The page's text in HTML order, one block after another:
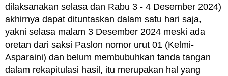
dilaksanakan selasa dan Rabu 3 - 4 Desember 2024)
akhirnya dapat dituntaskan dalam satu hari saja,
yakni selasa malam 3 Desember 2024 meski ada
oretan dari saksi Paslon nomor urut 01 (Kelmi-
Asparaini) dan belum membubuhkan tanda tangan
dalam rekapitulasi hasil, itu merupakan hal yang